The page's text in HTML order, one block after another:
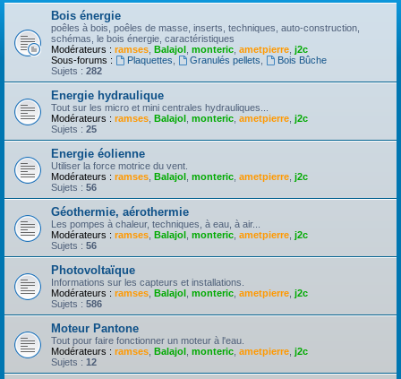
Bois énergie
poêles à bois, poêles de masse, inserts, techniques, auto-construction,
schémas, le bois énergie, caractéristiques
Modérateurs : ramses Balajol monteric ametpierre j2c
Sous-forums :
Plaquettes Granulés pellets
Bois Bûche
Sujets : 282
Energie hydraulique
Tout sur les micro et mini centrales hydrauliques...
Modérateurs : ramses Balajol monteric ametpierre j2c
Sujets : 25
Energie éolienne
Utiliser la force motrice du vent.
Modérateurs : ramses Balajol monteric ametpierre j2c
Sujets : 56
Géothermie, aérothermie
Les pompes à chaleur, techniques, à eau, à air...
Modérateurs : ramses Balajol monteric ametpierre j2c
Sujets : 56
Photovoltaïque
Informations sur les capteurs et installations.
Modérateurs : ramses Balajol monteric ametpierre j2c
Sujets : 586
Moteur Pantone
Tout pour faire fonctionner un moteur à l'eau.
Modérateurs : ramses Balajol monteric ametpierre j2c
Sujets : 12